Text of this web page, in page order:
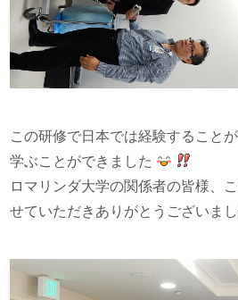
この研修で日本では経験すること
学ぶことができました
ロマリンダ大学の関係者の皆様、
せていただきありがとうございま